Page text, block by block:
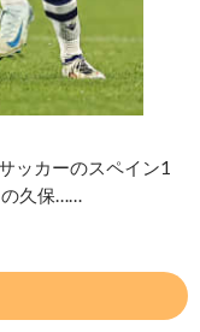
ッカーのスペイン1
の久保……